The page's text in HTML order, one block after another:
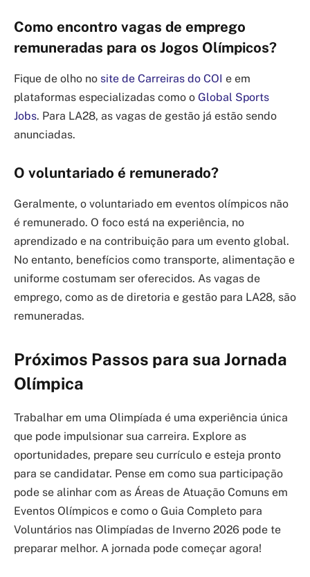
Como encontro vagas de emprego
remuneradas para os Jogos Olímpicos?
Fique de olho no site de Carreiras do COI e em
plataformas especializadas como o Global Sports
Jobs. Para LA28, as vagas de gestão já estão sendo
anunciadas.
O voluntariado é remunerado?
Geralmente, o voluntariado em eventos olímpicos não
é remunerado. O foco está na experiência, no
aprendizado e na contribuição para um evento global.
No entanto, benefícios como transporte, alimentação e
uniforme costumam ser oferecidos. As vagas de
emprego, como as de diretoria e gestão para LA28, são
remuneradas.
Próximos Passos para sua Jornada
Olímpica
Trabalhar em uma Olimpíada é uma experiência única
que pode impulsionar sua carreira. Explore as
oportunidades, prepare seu currículo e esteja pronto
para se candidatar. Pense em como sua participação
pode se alinhar com as Áreas de Atuação Comuns em
Eventos Olímpicos e como o Guia Completo para
Voluntários nas Olimpíadas de Inverno 2026 pode te
preparar melhor. A jornada pode começar agora!